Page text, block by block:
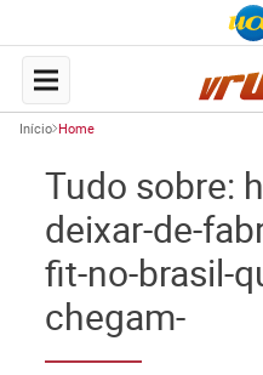
Início Home
Tudo sobre:
deixar-de-
fit-no-brasil-
chegam-